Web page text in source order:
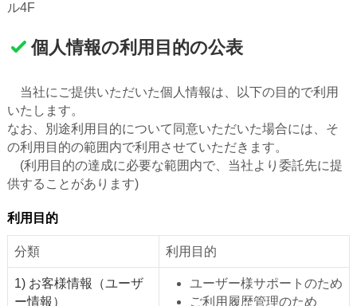
ル4F
個人情報の利用目的の公表
当社にご提供いただいた個人情報は、以下の目的で利用
いたします。
なお、別途利用目的について同意いただいた場合には、そ
の利用目的の範囲内で利用させていただきます。
(利用目的の達成に必要な範囲内で、当社より委託先に提
供することがあります)
利用目的
分類 利用目的
1) お客様情報（ユーザ
ー情報）
ユーザー様サポートのため
ご利用履歴管理のため